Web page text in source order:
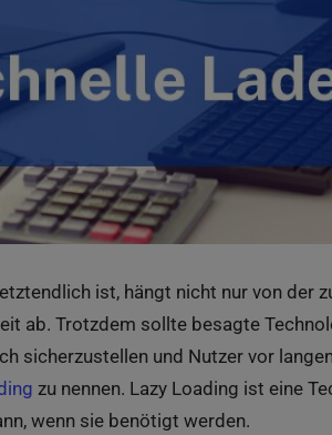
ist, hängt nicht nur von der
ab. Trotzdem sollte besagte
sicherzustellen und Nutzer vor
zu nennen. Lazy Loading ist eine
wenn sie benötigt werden.